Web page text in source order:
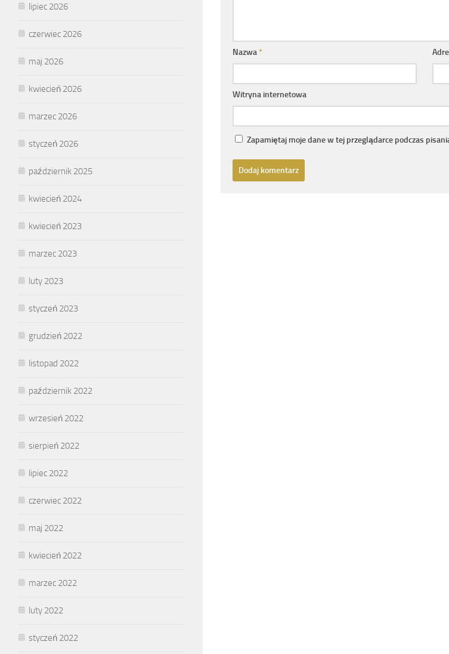
Nazwa*
Witryna internetowa
Zapamiętaj moje dane w tej przeglądarce podczas
lipiec 2026
czerwiec 2026
maj 2026
kwiecień 2026
marzec 2026
styczeń 2026
październik 2025
kwiecień 2024
kwiecień 2023
marzec 2023
luty 2023
styczeń 2023
grudzień 2022
listopad 2022
październik 2022
wrzesień 2022
sierpień 2022
lipiec 2022
czerwiec 2022
maj 2022
kwiecień 2022
marzec 2022
luty 2022
styczeń 2022